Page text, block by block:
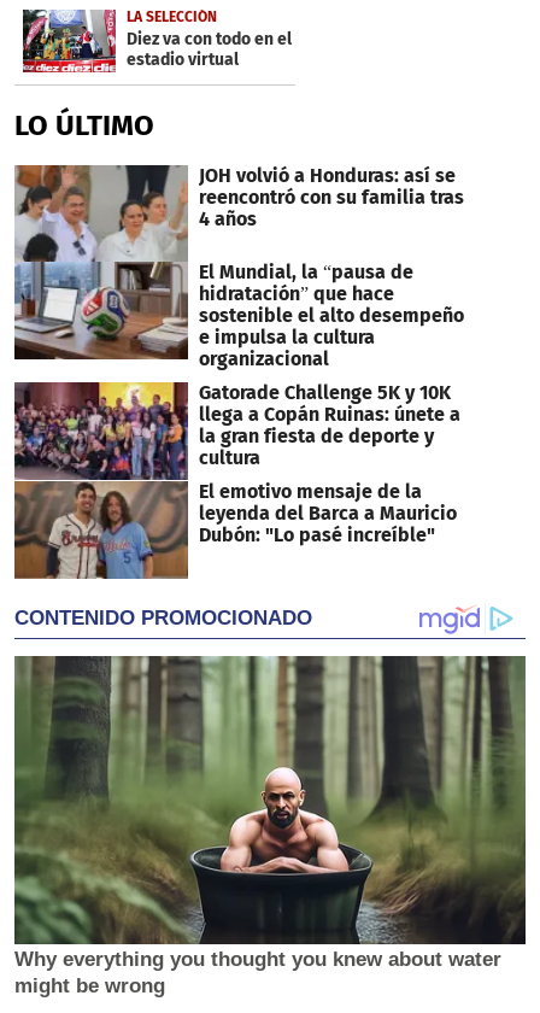
6
minutes,
5
seconds
LA SELECCIÓN
Diez va con todo en el
estadio virtual
LO ÚLTIMO
JOH volvió a Honduras: así se
reencontró con su familia tras
4 años
El Mundial, la “pausa de
hidratación” que hace
sostenible el alto desempeño
e impulsa la cultura
organizacional
Gatorade Challenge 5K y 10K
llega a Copán Ruinas: únete a
la gran fiesta de deporte y
cultura
El emotivo mensaje de la
leyenda del Barca a Mauricio
Dubón: "Lo pasé increíble"